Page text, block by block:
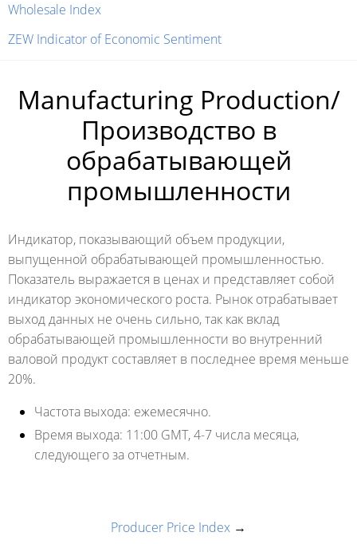
Wholesale Index
ZEW Indicator of Economic Sentiment
Manufacturing Production/
Производство в
обрабатывающей
промышленности
Индикатор, показывающий объем продукции,
выпущенной обрабатывающей промышленностью.
Показатель выражается в ценах и представляет собой
индикатор экономического роста. Рынок отрабатывает
выход данных не очень сильно, так как вклад
обрабатывающей промышленности во внутренний
валовой продукт составляет в последнее время меньше
20%.
Частота выхода: ежемесячно.
Время выхода: 11:00 GMT, 4-7 числа месяца,
следующего за отчетным.
Producer Price Index →